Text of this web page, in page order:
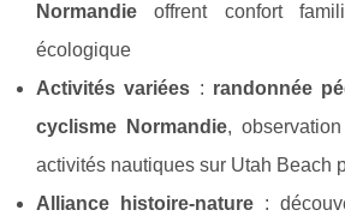
Normandie offrent confort
écologique
Activités variées : randonnée
cyclisme Normandie,
activités nautiques sur Utah Beach
Alliance histoire-nature: